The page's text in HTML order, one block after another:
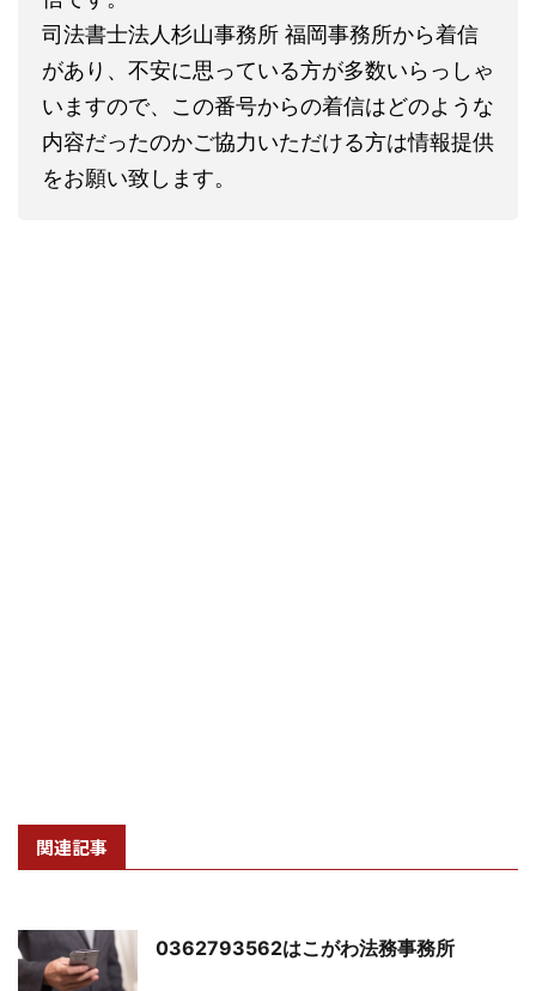
司法書士法人杉山事務所 福岡事務所から着信
があり、不安に思っている方が多数いらっしゃ
いますので、この番号からの着信はどのような
内容だったのかご協力いただける方は情報提供
をお願い致します。
関連記事
0362793562はこがわ法務事務所